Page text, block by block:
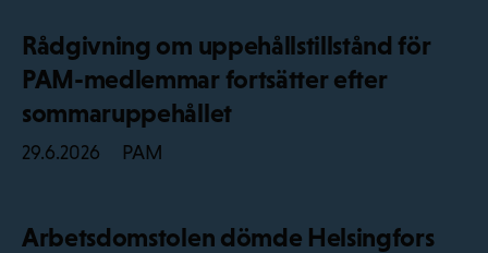
Rådgivning om uppehållstillstånd för
PAM-medlemmar fortsätter efter
sommaruppehållet
29.6.2026 PAM
Arbetsdomstolen dömde Helsingfors